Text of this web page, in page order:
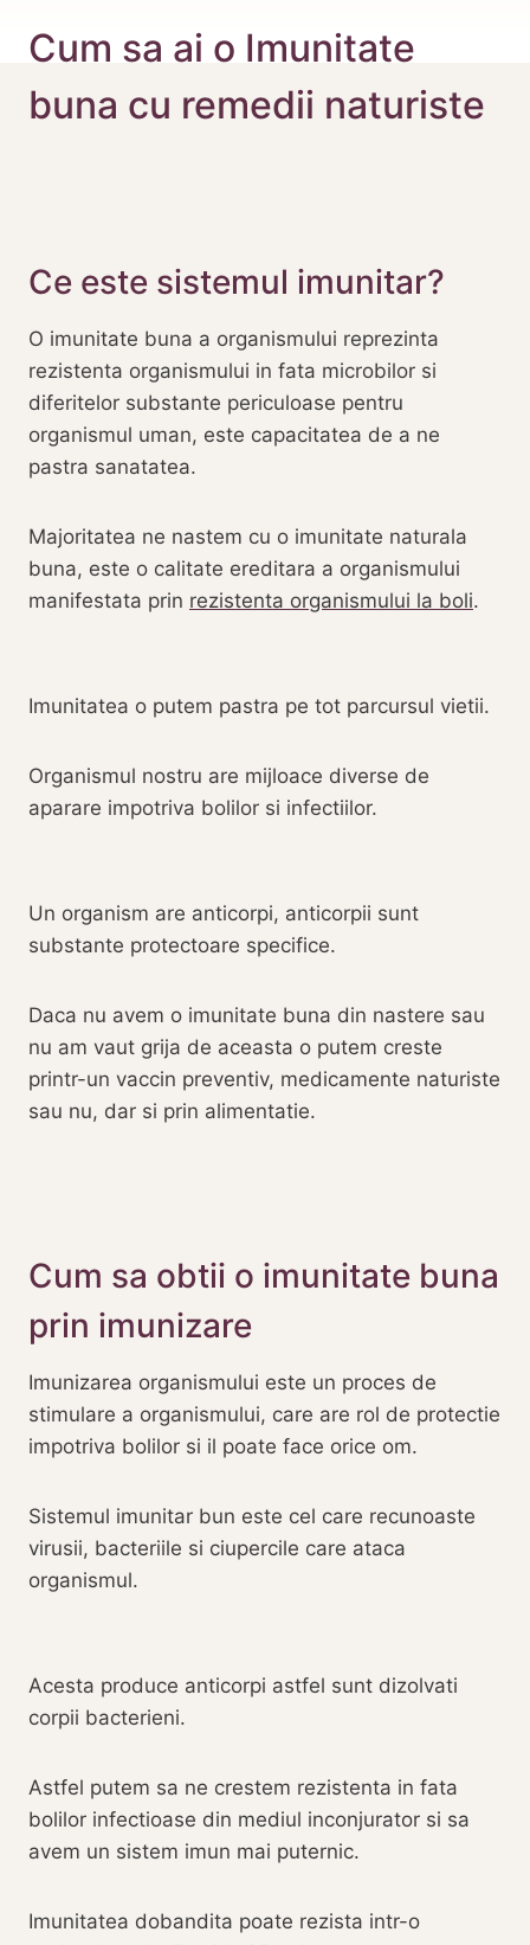
Cum sa ai o Imunitate
buna cu remedii naturiste
Ce este sistemul imunitar?
O imunitate buna a organismului reprezinta
rezistenta organismului in fata microbilor si
diferitelor substante periculoase pentru
organismul uman, este capacitatea de a ne
pastra sanatatea.
Majoritatea ne nastem cu o imunitate naturala
buna, este o calitate ereditara a organismului
manifestata prin rezistenta organismului la boli.
Imunitatea o putem pastra pe tot parcursul vietii.
Organismul nostru are mijloace diverse de
aparare impotriva bolilor si infectiilor.
Un organism are anticorpi, anticorpii sunt
substante protectoare specifice.
Daca nu avem o imunitate buna din nastere sau
nu am vaut grija de aceasta o putem creste
printr-un vaccin preventiv, medicamente naturiste
sau nu, dar si prin alimentatie.
Cum sa obtii o imunitate buna
prin imunizare
Imunizarea organismului este un proces de
stimulare a organismului, care are rol de protectie
impotriva bolilor si il poate face orice om.
Sistemul imunitar bun este cel care recunoaste
virusii, bacteriile si ciupercile care ataca
organismul.
Acesta produce anticorpi astfel sunt dizolvati
corpii bacterieni.
Astfel putem sa ne crestem rezistenta in fata
bolilor infectioase din mediul inconjurator si sa
avem un sistem imun mai puternic.
Imunitatea dobandita poate rezista intr-o